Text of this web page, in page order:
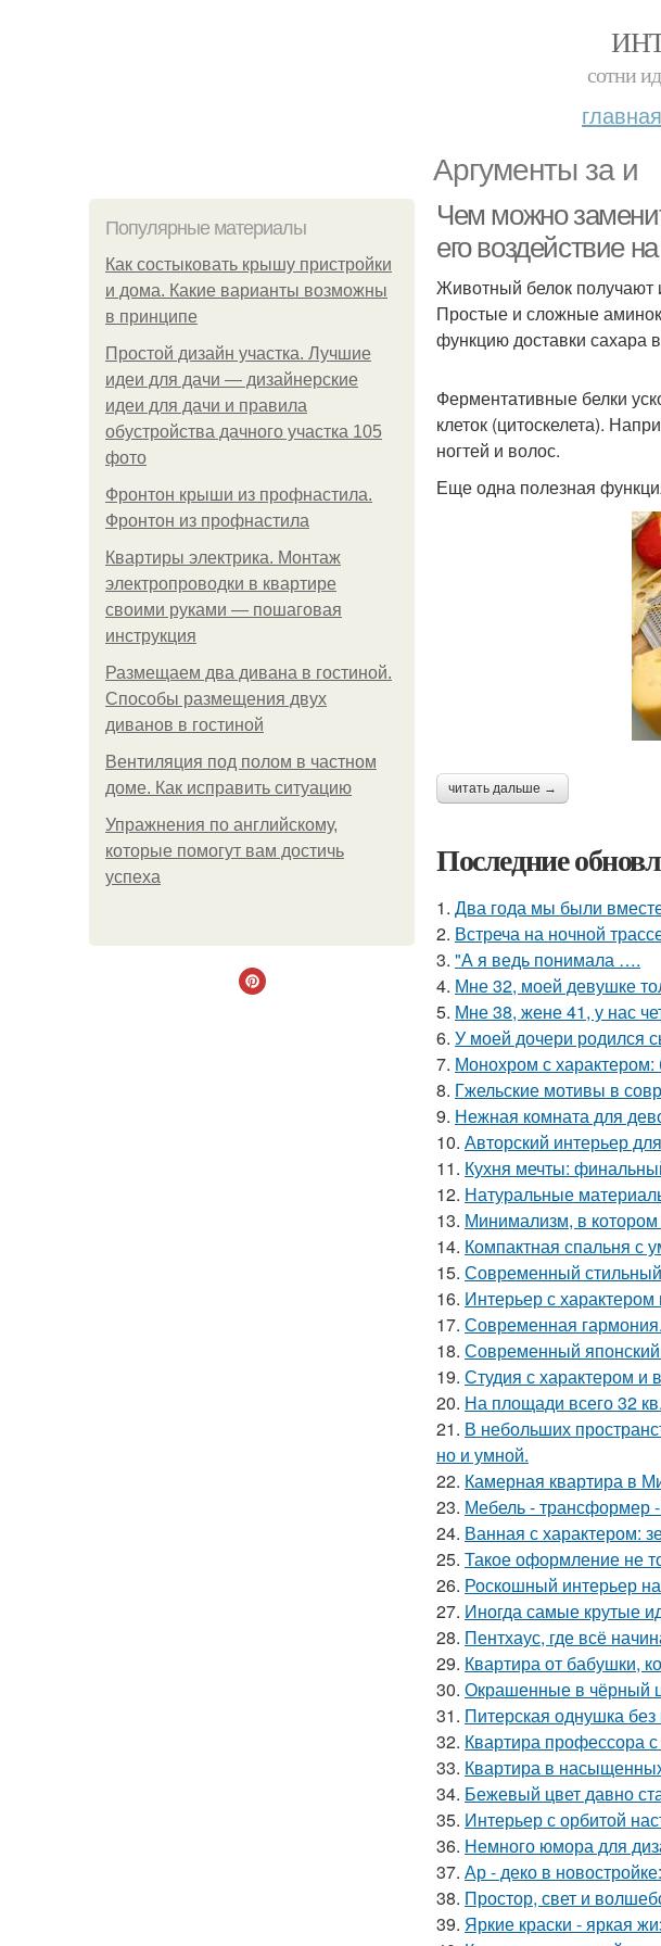
сотни
главная
Аргументы за и
Популярные материалы
Как состыковать крышу пристройки
и дома. Какие варианты возможны
в принципе
Простой дизайн участка. Лучшие
идеи для дачи — дизайнерские
идеи для дачи и правила
обустройства дачного участка 105
фото
Фронтон крыши из профнастила.
Фронтон из профнастила
Квартиры электрика. Монтаж
электропроводки в квартире
своими руками — пошаговая
инструкция
Размещаем два дивана в гостиной.
Способы размещения двух
диванов в гостиной
Вентиляция под полом в частном
доме. Как исправить ситуацию
Упражнения по английскому,
которые помогут вам достичь
успеха
Чем можно
его воздействие
Животный белок получают
Простые и сложные
функцию доставки сахара
Ферментативные белки
клеток (цитоскелета).
ногтей и волос.
Еще одна полезная
читать дальше →
Последние
1. Два года мы были
2. Встреча на ночной
3. "А я ведь понимала ….
4. Мне 32, моей девушке
5. Мне 38, жене 41, у нас
6. У моей дочери родился
7. Монохром с характером:
8. Гжельские мотивы в
9. Нежная комната для
10. Авторский интерьер
11. Кухня мечты:
12. Натуральные
13. Минимализм, в котором
14. Компактная спальня с
15. Современный
16. Интерьер с
17. Современная
18. Современный
19. Студия с характером и
20. На площади всего 32 кв.
21. В небольших
но и умной.
22. Камерная квартира в
23. Мебель - трансформер
24. Ванная с характером:
25. Такое оформление не
26. Роскошный интерьер
27. Иногда самые крутые
28. Пентхаус, где всё
29. Квартира от бабушки,
30. Окрашенные в чёрный
31. Питерская однушка
32. Квартира профессора
33. Квартира в
34. Бежевый цвет давно
35. Интерьер с орбитой
36. Немного юмора для
37. Ар - деко в
38. Простор, свет и
39. Яркие краски - яркая